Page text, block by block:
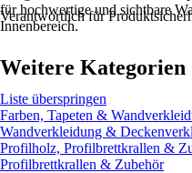
für hochwertige und sichtbare
Innenbereich.
Verantwortlich für
Weitere Kategorien
Liste überspringen
Farben, Tapeten &
Wandverkleidung &
Profilholz, Profilbrettkrallen &
Profilbrettkrallen & Zubehör